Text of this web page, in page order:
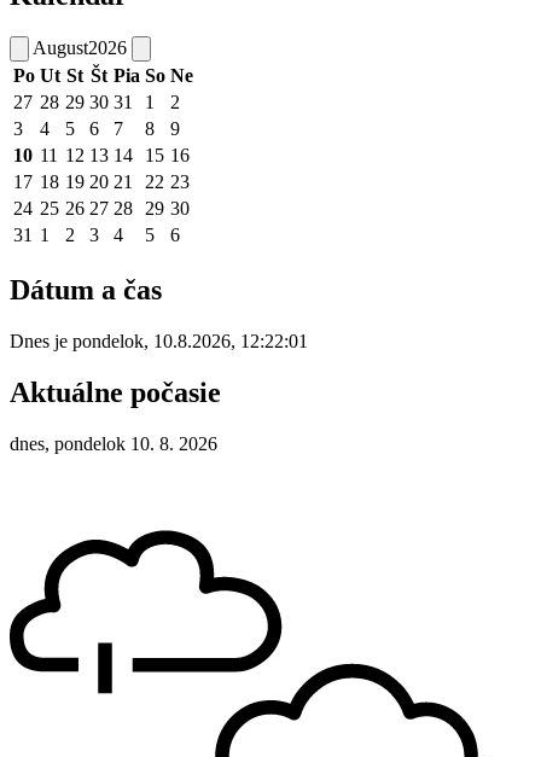
August2026
Po Ut St Št Pia So Ne
27 28 29 30 31 1
2
3
4 5 6 7 8
9
10 11 12 13 14 15 16
17 18 19 20 21 22 23
24 25 26 27 28 29 30
31 1 2 3 4 5 6
Dátum a čas
Dnes je pondelok, 10.8.2026, 12:22:01
Aktuálne počasie
dnes, pondelok 10. 8. 2026